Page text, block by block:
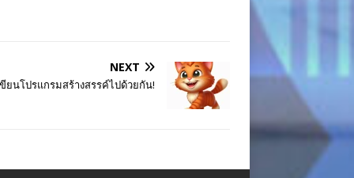
NEXT
ยนโปรแกรมสร้างสรรค์ไปด้วยกัน!